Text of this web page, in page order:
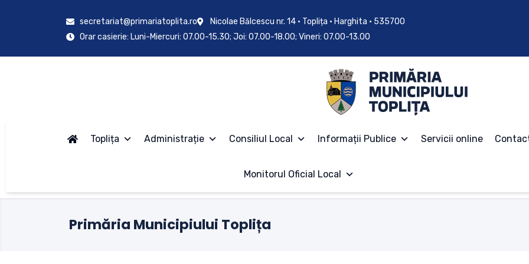
secretariat@primariatoplita.ro
Nicolae Bălcescu nr. 14 • Toplița • Harghita • 535700
Orar casierie: Luni-Miercuri: 07.00-15.30; Joi: 07.00-18.00; Vineri: 07.00-13.00
Toplița Administrație Consiliul Local Informații Publice Servicii online
Monitorul Oficial Local
Primăria Municipiului Toplița